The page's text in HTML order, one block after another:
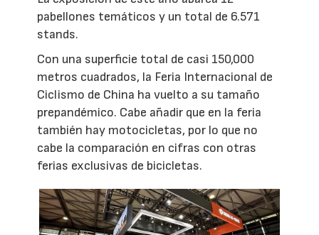
pabellones temáticos y un total de 6.571
stands.
Con una superficie total de casi 150,000
metros cuadrados, la Feria Internacional de
Ciclismo de China ha vuelto a su tamaño
prepandémico. Cabe añadir que en la feria
también hay motocicletas, por lo que no
cabe la comparación en cifras con otras
ferias exclusivas de bicicletas.